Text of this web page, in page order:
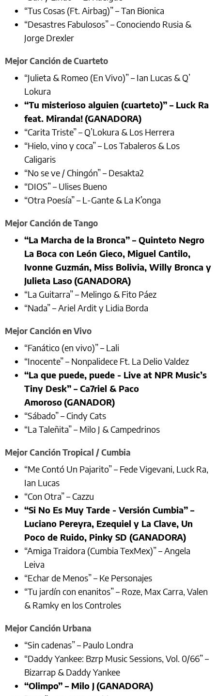
“Tus Cosas (Ft. Airbag)” – Tan Bionica
“Desastres Fabulosos” – Conociendo Rusia &
Jorge Drexler
Mejor Canción de Cuarteto
“Julieta & Romeo (En Vivo)” – Ian Lucas & Q’
Lokura
“Tu misterioso alguien (cuarteto)” – Luck Ra
feat. Miranda! (GANADORA)
“Carita Triste” – Q’Lokura & Los Herrera
“Hielo, vino y coca” – Los Tabaleros & Los
Caligaris
“No se ve / Chingón” – Desakta2
“DIOS” – Ulises Bueno
“Otra Poesía” – L-Gante & La K’onga
Mejor Canción de Tango
“La Marcha de la Bronca” – Quinteto Negro
La Boca con León Gieco, Miguel Cantilo,
Ivonne Guzmán, Miss Bolivia, Willy Bronca y
Julieta Laso (GANADORA)
“La Guitarra” – Melingo & Fito Páez
“Nada” – Ariel Ardit y Lidia Borda
Mejor Canción en Vivo
“Fanático (en vivo)” – Lali
“Inocente” – Nonpalidece Ft. La Delio Valdez
“La que puede, puede - Live at NPR Music’s
Tiny Desk” – Ca7riel & Paco
Amoroso (GANADOR)
“Sábado” – Cindy Cats
“La Taleñita” – Milo J & Campedrinos
Mejor Canción Tropical / Cumbia
“Me Contó Un Pajarito” – Fede Vigevani, Luck Ra,
Ian Lucas
“Con Otra” – Cazzu
“Si No Es Muy Tarde - Versión Cumbia” –
Luciano Pereyra, Ezequiel y La Clave, Un
Poco de Ruido, Pinky SD (GANADORA)
“Amiga Traidora (Cumbia TexMex)” – Angela
Leiva
“Echar de Menos” – Ke Personajes
“Tu jardín con enanitos” – Roze, Max Carra, Valen
& Ramky en los Controles
Mejor Canción Urbana
“Sin cadenas” – Paulo Londra
“Daddy Yankee: Bzrp Music Sessions, Vol. 0/66” –
Bizarrap & Daddy Yankee
“Olimpo” – Milo J (GANADORA)